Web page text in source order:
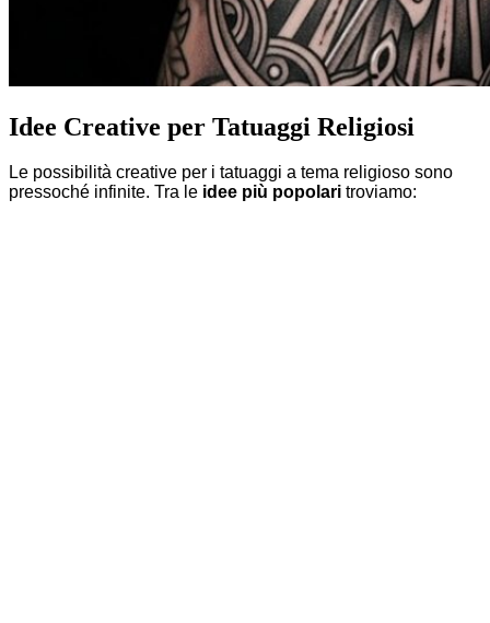
Idee Creative per Tatuaggi Religiosi
Le possibilità creative per i tatuaggi a tema religioso sono
pressoché infinite. Tra le idee più popolari troviamo: